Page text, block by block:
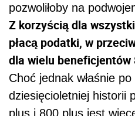
pozwoliłoby na
Z korzyścią dla
płacą podatki, w
dla wielu beneficjentów
Choć jednak właśnie
dziesięcioletniej historii
plus i 800 plus jest